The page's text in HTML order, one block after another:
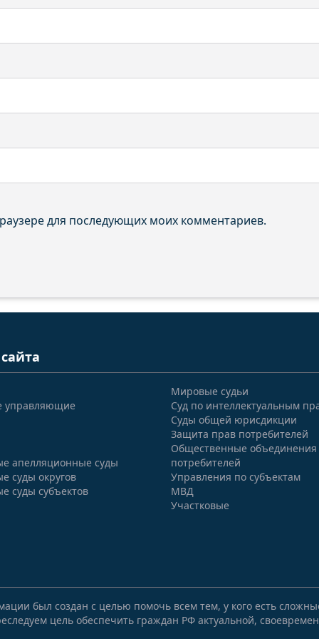
для последующих моих комментариев.
управляющие
апелляционные суды
суды округов
суды субъектов
Мировые судьи
Суд по интеллектуальным
Суды общей юрисдикции
Защита прав потребителей
Общественные объединения
потребителей
Управления по субъектам
МВД
Участковые
был создан с целью помочь всем тем, у кого есть
цель обеспечить граждан РФ актуальной,